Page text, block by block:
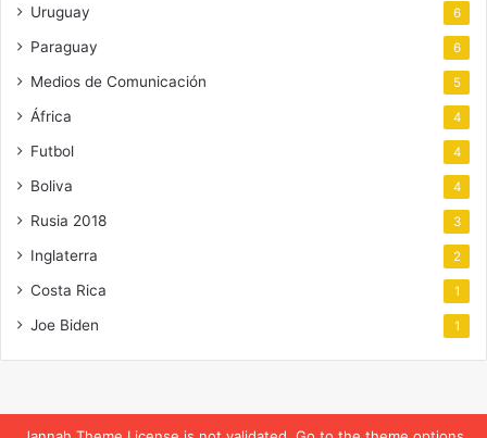
Uruguay 6
Paraguay 6
Medios de Comunicación 5
África 4
Futbol 4
Boliva 4
Rusia 2018 3
Inglaterra 2
Costa Rica 1
Joe Biden 1